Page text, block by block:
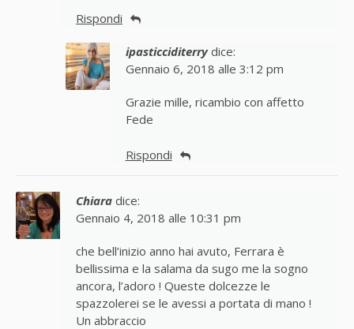
Rispondi
ipasticciditerry dice:
Gennaio 6, 2018 alle 3:12 pm
Grazie mille, ricambio con affetto
Fede
Rispondi
Chiara dice:
Gennaio 4, 2018 alle 10:31 pm
che bell’inizio anno hai avuto, Ferrara è
bellissima e la salama da sugo me la sogno
ancora, l’adoro ! Queste dolcezze le
spazzolerei se le avessi a portata di mano !
Un abbraccio